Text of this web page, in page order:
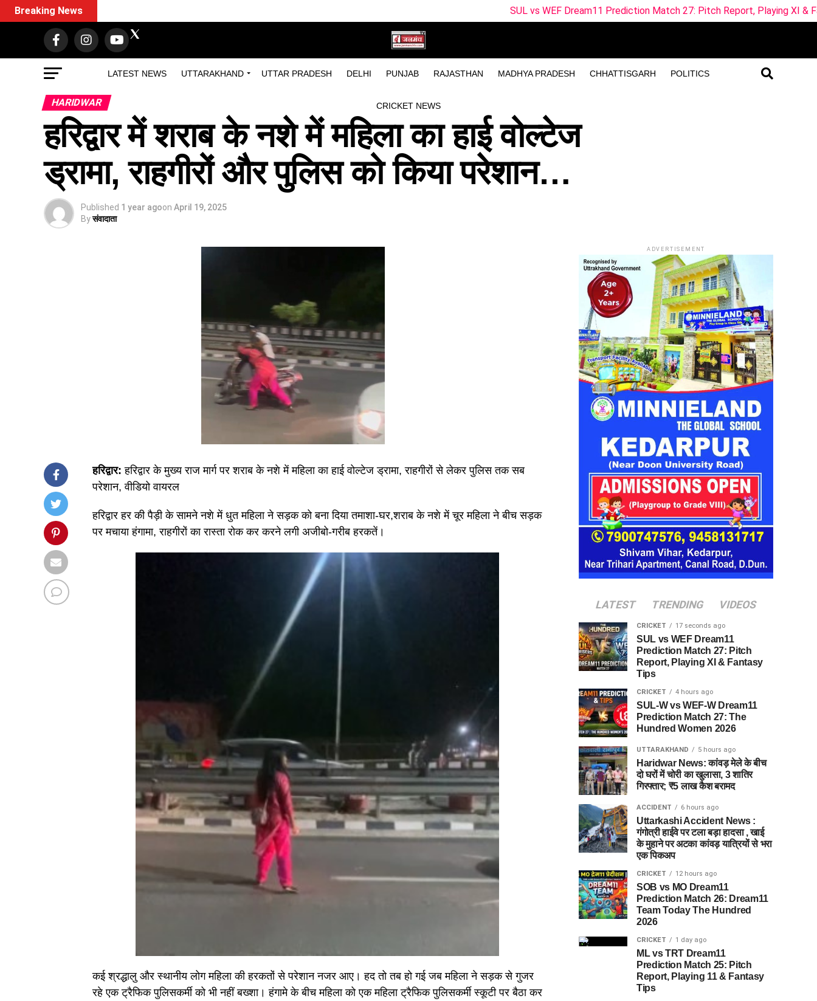
LATEST NEWS UTTARAKHAND UTTAR PRADESH DELHI PUNJAB RAJASTHAN MADHYA PRADESH CHHATTISGARH POLITICS
CRICKET NEWS
Breaking News SUL vs WEF Dream11 Prediction Match 27: Pitch Report, Playing XI & Fantasy Tips
HARIDWAR
हरिद्वार में शराब के नशे में महिला का हाई वोल्टेज
ड्रामा, राहगीरों और पुलिस को किया परेशान…
Published 1 year agoon April 19, 2025
Byसंवादाता
हरिद्वार: हरिद्वार के मुख्य राज मार्ग पर शराब के नशे में महिला का हाई वोल्टेज ड्रामा, राहगीरों से लेकर पुलिस तक सब
परेशान, वीडियो वायरल
हरिद्वार हर की पैड़ी के सामने नशे में धुत महिला ने सड़क को बना दिया तमाशा-घर,शराब के नशे में चूर महिला ने बीच सड़क
पर मचाया हंगामा, राहगीरों का रास्ता रोक कर करने लगी अजीबो-गरीब हरकतें।
कई श्रद्धालु और स्थानीय लोग महिला की हरकतों से परेशान नजर आए। हद तो तब हो गई जब महिला ने सड़क से गुजर
रहे एक ट्रैफिक पुलिसकर्मी को भी नहीं बख्शा। हंगामे के बीच महिला को एक महिला ट्रैफिक पुलिसकर्मी स्कूटी पर बैठा कर
ADVERTISEMENT
LATEST TRENDING VIDEOS
CRICKET 17 seconds ago
SUL vs WEF Dream11
Prediction Match 27: Pitch
Report, Playing XI & Fantasy
Tips
CRICKET 4 hours ago
SUL-W vs WEF-W Dream11
Prediction Match 27: The
Hundred Women 2026
UTTARAKHAND 5 hours ago
Haridwar News: कांवड़ मेले के बीच
दो घरों में चोरी का खुलासा, 3 शातिर
गिरफ्तार; ₹5 लाख कैश बरामद
ACCIDENT 6 hours ago
Uttarkashi Accident News :
गंगोत्री हाईवे पर टला बड़ा हादसा , खाई
के मुहाने पर अटका कांवड़ यात्रियों से भरा
एक पिकअप
CRICKET 12 hours ago
SOB vs MO Dream11
Prediction Match 26: Dream11
Team Today The Hundred
2026
CRICKET 1 day ago
ML vs TRT Dream11
Prediction Match 25: Pitch
Report, Playing 11 & Fantasy
Tips